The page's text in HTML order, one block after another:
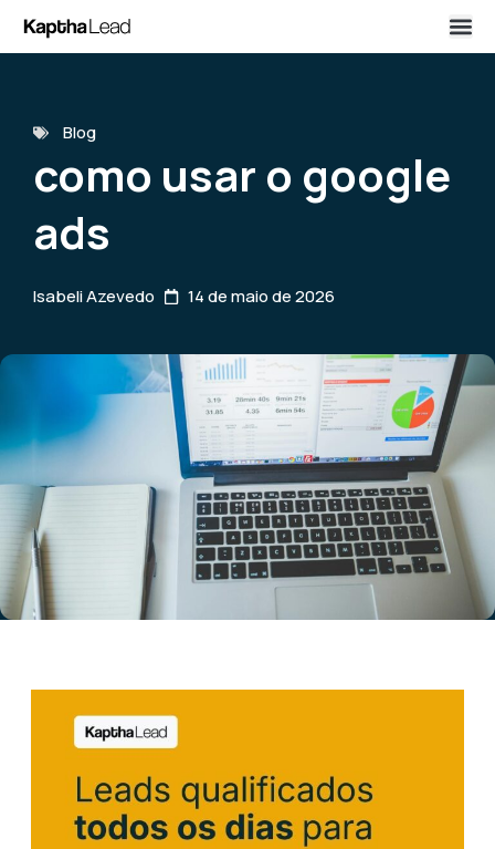
Blog
como usar o google
ads
Isabeli Azevedo 14 de maio de 2026